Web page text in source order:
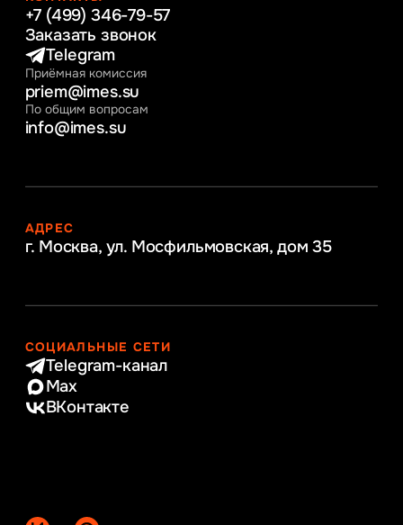
+7 (499) 346-79-57
Заказать звонок
Telegram
Приёмная комиссия
priem@imes.su
По общим вопросам
info@imes.su
АДРЕС
г. Москва, ул. Мосфильмовская, дом 35
СОЦИАЛЬНЫЕ СЕТИ
Telegram-канал
Max
ВКонтакте